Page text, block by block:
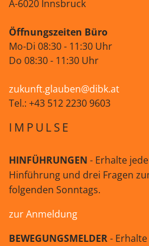
A-6020 Innsbruck
Öffnungszeiten Büro
Mo-Di 08:30 - 11:30 Uhr
Do 08:30 - 11:30 Uhr
zukunft.glauben@dibk.at
Tel.: +43 512 2230 9603
IMPULSE
HINFÜHRUNGEN - Erhalte
Hinführung und drei Fragen
folgenden Sonntags.
zur Anmeldung
BEWEGUNGSMELDER-